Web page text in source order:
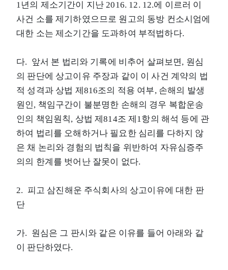
1년의 제소기간이 지난 2016. 12. 12.에 이르러 이
사건 소를 제기하였으므로 원고의 동방 컨소시엄에
대한 소는 제소기간을 도과하여 부적법하다.
다. 앞서 본 법리와 기록에 비추어 살펴보면, 원심
의 판단에 상고이유 주장과 같이 이 사건 계약의 법
적 성격과 상법 제816조의 적용 여부, 손해의 발생
원인, 책임구간이 불분명한 손해의 경우 복합운송
인의 책임원칙, 상법 제814조 제1항의 해석 등에 관
하여 법리를 오해하거나 필요한 심리를 다하지 않
은 채 논리와 경험의 법칙을 위반하여 자유심증주
의의 한계를 벗어난 잘못이 없다.
2. 피고 삼진해운 주식회사의 상고이유에 대한 판
단
가. 원심은 그 판시와 같은 이유를 들어 아래와 같
이 판단하였다.